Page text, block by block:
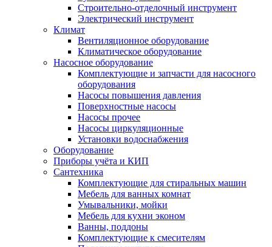
Строительно-отделочный инструмент
Электрический инструмент
Климат
Вентиляционное оборудование
Климатическое оборудование
Насосное оборудование
Комплектующие и запчасти для насосного
оборудования
Насосы повышения давления
Поверхностные насосы
Насосы прочее
Насосы циркуляционные
Установки водоснабжения
Оборудование
Приборы учёта и КИП
Сантехника
Комплектующие для стиральных машин
Мебель для ванных комнат
Умывальники, мойки
Мебель для кухни эконом
Ванны, поддоны
Комплектующие к смесителям